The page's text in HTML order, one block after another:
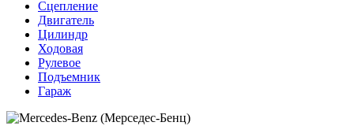
Сцепление
Двигатель
Цилиндр
Ходовая
Рулевое
Подъемник
Гараж